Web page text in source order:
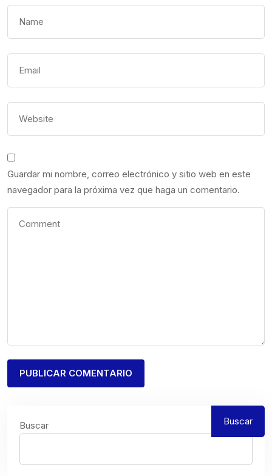
Guardar mi nombre, correo electrónico y sitio web en este
navegador para la próxima vez que haga un comentario.
Buscar Buscar